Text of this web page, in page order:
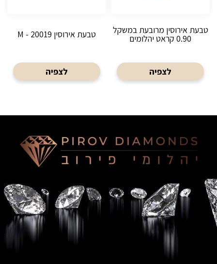
טבעת אירוסין מרובעת במשקל
0.90 קראט יהלומים
לצפיה
טבעת אירוסין M - 20019
לצפיה